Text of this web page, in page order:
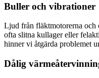
Buller och vibrationer
Ljud från fläktmotorerna
ofta slitna kullager eller
hinner vi åtgärda problemet
Dålig